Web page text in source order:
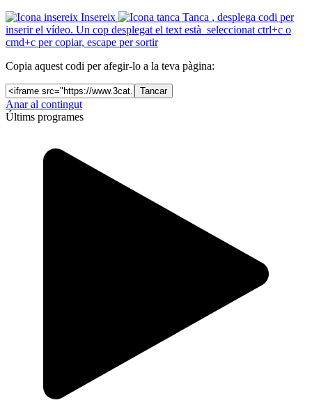
Insereix
Tanca , desplega codi per
inserir el vídeo. Un cop desplegat el text està seleccionat ctrl+c o
cmd+c per copiar, escape per sortir
Copia aquest codi per afegir-lo a la teva pàgina:
Tancar
Anar al contingut
Últims programes